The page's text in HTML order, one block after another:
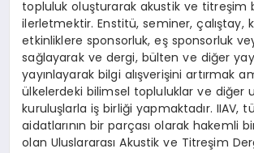
topluluk oluşturarak akustik ve titreşim
ilerletmektir. Enstitü, seminer, çalıştay,
etkinliklere sponsorluk, eş sponsorluk
sağlayarak ve dergi, bülten ve diğer
yayınlayarak bilgi alışverişini artırmak
ülkelerdeki bilimsel topluluklar ve diğer
kuruluşlarla iş birliği yapmaktadır. IIAV,
aidatlarının bir parçası olarak hakemli
olan Uluslararası Akustik ve Titreşim